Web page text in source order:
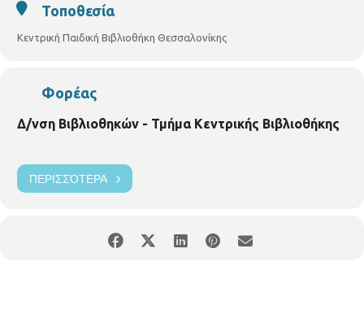
Τοποθεσία
Κεντρική Παιδική Βιβλιοθήκη Θεσσαλονίκης
Φορέας
Δ/νση Βιβλιοθηκών - Τμήμα Κεντρικής Βιβλιοθήκης
ΠΕΡΙΣΣΌΤΕΡΑ